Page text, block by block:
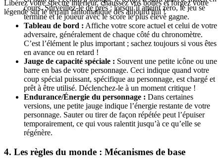
Libérez votre spectre intérieur, chaussez vos bottes et forgez votre
légende sur le terrain fantomatique dès aujourd'hui !
cours. Surveillez-le de près : lorsqu’il atteint zéro, le jeu se
termine et le joueur avec le score le plus élevé gagne.
Tableau de bord : Affiche votre score actuel et celui de votre
adversaire, généralement de chaque côté du chronomètre.
C’est l’élément le plus important ; sachez toujours si vous êtes
en avance ou en retard !
Jauge de capacité spéciale : Souvent une petite icône ou une
barre en bas de votre personnage. Ceci indique quand votre
coup spécial puissant, spécifique au personnage, est chargé et
prêt à être utilisé. Déclenchez-le à un moment critique !
Endurance/Énergie du personnage : Dans certaines
versions, une petite jauge indique l’énergie restante de votre
personnage. Sauter ou tirer de façon répétée peut l’épuiser
temporairement, ce qui vous ralentit jusqu’à ce qu’elle se
régénère.
4. Les règles du monde : Mécanismes de base